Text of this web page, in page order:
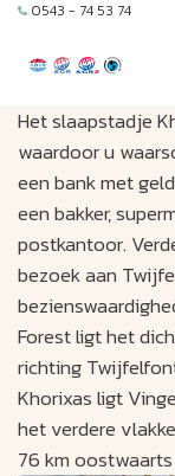
0543 - 74 53 74
Het slaapstadje
waardoor u
een bank met
een bakker,
postkantoor.
bezoek aan
Forest ligt het
richting
Khorixas ligt
het verdere
76 km